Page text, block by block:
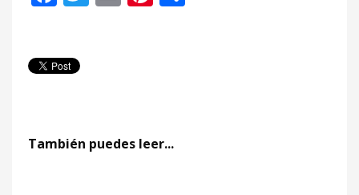
También puedes leer...